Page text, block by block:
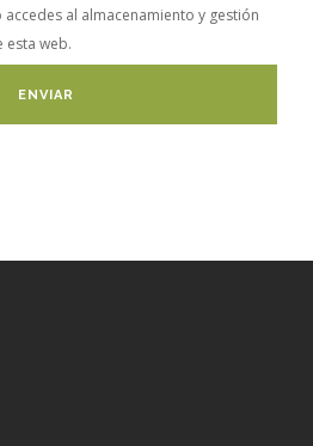
al almacenamiento y gestión
esta web.